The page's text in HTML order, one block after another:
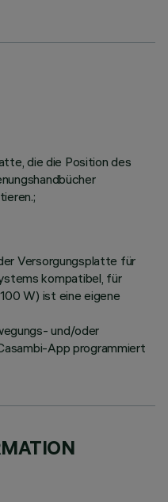
die die Position des
Versorgungsplatte für
kompatibel, für
W) ist eine eigene
und/oder
App programmiert